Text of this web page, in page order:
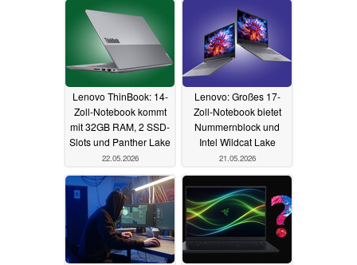
Lenovo ThinBook: 14-
Zoll-Notebook kommt
mit 32GB RAM, 2 SSD-
Slots und Panther Lake
22.05.2026
Lenovo: Großes 17-
Zoll-Notebook bietet
Nummernblock und
Intel Wildcat Lake
21.05.2026